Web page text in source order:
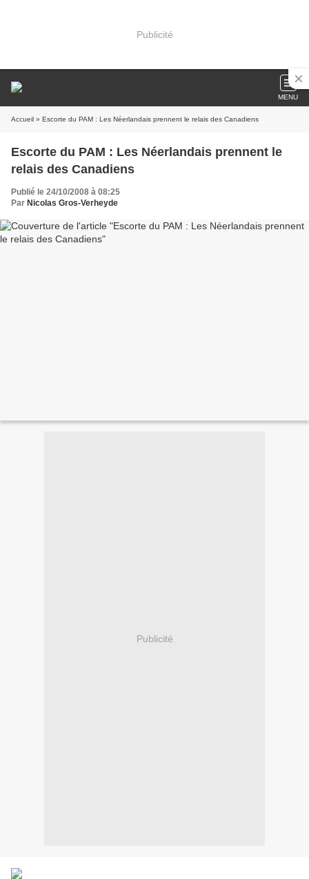
Publicité
MENU
Accueil » Escorte du PAM : Les Néerlandais prennent le relais des Canadiens
Escorte du PAM : Les Néerlandais prennent le
relais des Canadiens
Publié le 24/10/2008 à 08:25
Par Nicolas Gros-Verheyde
Publicité